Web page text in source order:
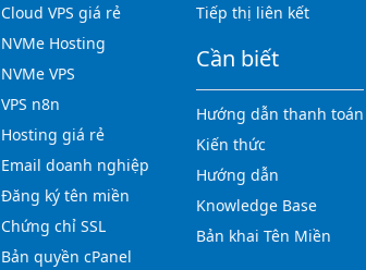
Cloud VPS giá rẻ
NVMe Hosting
NVMe VPS
VPS n8n
Hosting giá rẻ
Email doanh nghiệp
Đăng ký tên miền
Chứng chỉ SSL
Bản quyền cPanel
Tiếp thị liên kết
Cần biết
Hướng dẫn thanh toán
Kiến thức
Hướng dẫn
Knowledge Base
Bản khai Tên Miền